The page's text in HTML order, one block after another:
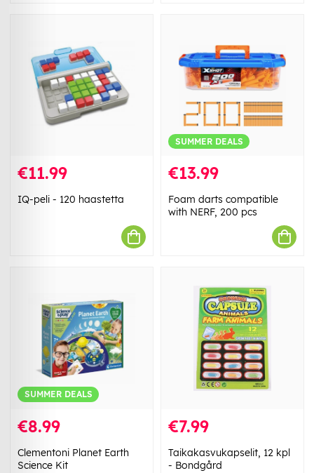
€11.99
IQ-peli - 120 haastetta
SUMMER DEALS
€13.99
Foam darts compatible
with NERF, 200 pcs
SUMMER DEALS
€8.99
Clementoni Planet Earth
Science Kit
€7.99
Taikakasvukapselit, 12 kpl
- Bondgård